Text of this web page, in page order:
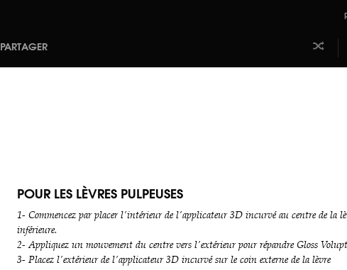
PARTAGER
POUR LES LÈVRES PULPEUSES
1- Commencez par placer l'intérieur de l'applicateur 3D incurvé au centre de la
inférieure.
2- Appliquez un mouvement du centre vers l'extérieur pour répandre Gloss
3- Placez l'extérieur de l'applicateur 3D incurvé sur le coin externe de la lèvre